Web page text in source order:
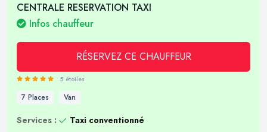
CENTRALE RESERVATION TAXI
Infos chauffeur
RÉSERVEZ CE CHAUFFEUR
5 étoiles
7 Places Van
Services :
Taxi conventionné